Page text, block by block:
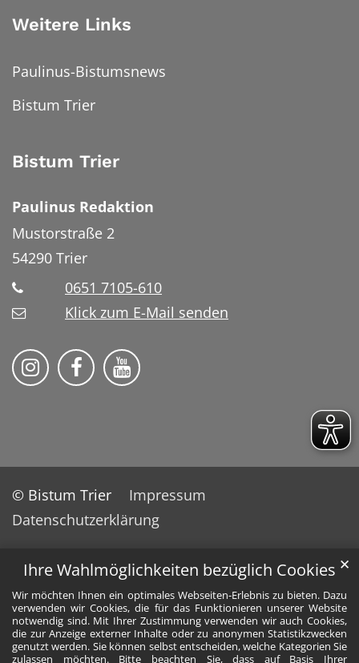
Ihre Wahlmöglichkeiten bezüglich Cookies
Wir möchten Ihnen ein optimales Webseiten-Erlebnis zu bieten. Dazu
verwenden wir Cookies, die für das Funktionieren unserer Website
notwendig sind. Mit Ihrer Zustimmung verwenden wir auch Cookies,
die zur Anzeige externer Inhalte oder zu anonymen Statistikzwecken
genutzt werden. Sie können selbst entscheiden, welche Kategorien Sie
zulassen möchten. Bitte beachten Sie, dass auf Basis Ihrer
✕
Weitere Links
Paulinus-Bistumsnews
Bistum Trier
Bistum Trier
Paulinus Redaktion
Mustorstraße 2
54290 Trier
0651 7105-610
Klick zum E-Mail senden
Bistum Trier auf Instragram
Bistum Trier auf Facebook
Bistum Trier auf YouTube
© Bistum Trier
Impressum
Datenschutzerklärung